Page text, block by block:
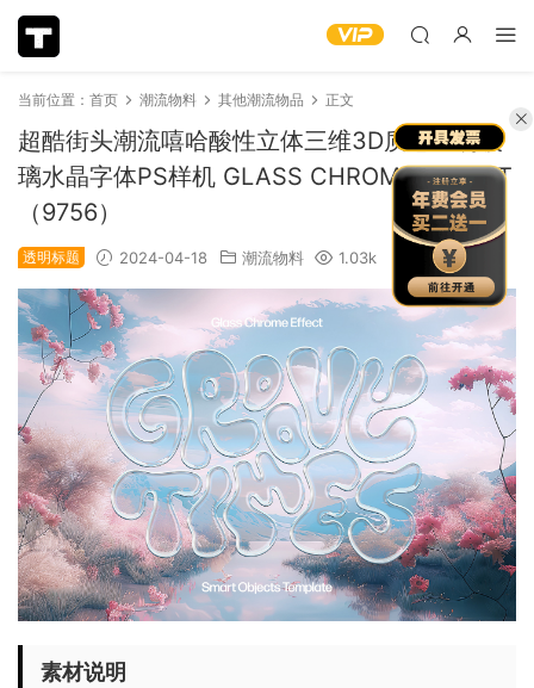
当前位置： 首页 潮流物料 其他潮流物品 正文
超酷街头潮流嘻哈酸性立体三维3D质感透明玻
璃水晶字体PS样机 GLASS CHROME EFFECT
（9756）
透明标题 2024-04-18 潮流物料 1.03k
素材说明